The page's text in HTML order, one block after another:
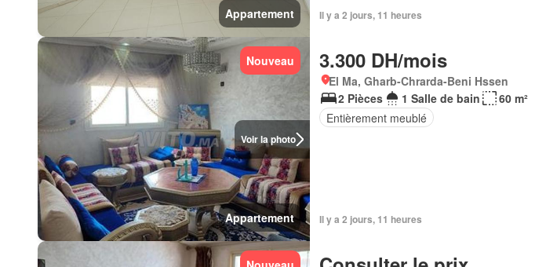
Appartement Il y a 2 jours, 11 heures
Voir la photo
Nouveau
Appartement
3.300 DH/mois
El Ma, Gharb-Chrarda-Beni Hssen
2 Pièces
1 Salle de bain
60 m²
Entièrement meublé
Il y a 2 jours, 11 heures